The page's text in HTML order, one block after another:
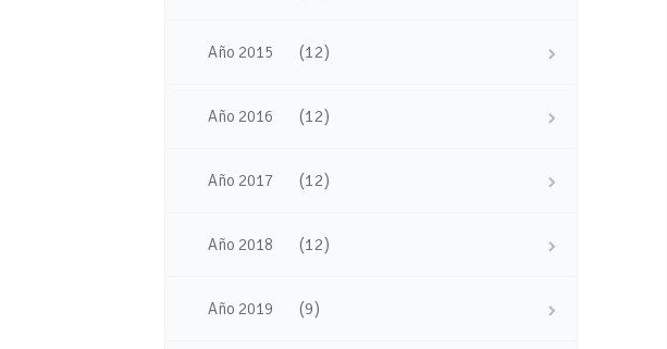
Año 2015 (12)
Año 2016 (12)
Año 2017 (12)
Año 2018 (12)
Año 2019 (9)